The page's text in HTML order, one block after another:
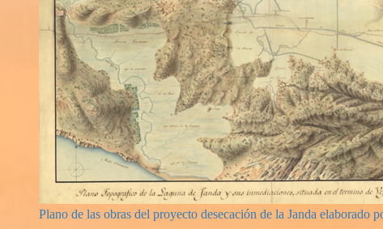
Plano de las obras del proyecto desecación de la Janda